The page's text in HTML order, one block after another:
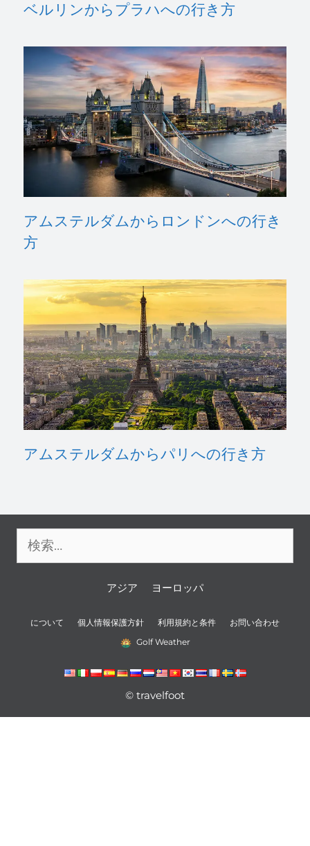
ベルリンからプラハへの行き方
アムステルダムからロンドンへの行き
方
アムステルダムからパリへの行き方
索:
アジア ヨーロッパ
について 個人情報保護方針 利用規約と条件
お問い合わせ
Golf Weather
© travelfoot